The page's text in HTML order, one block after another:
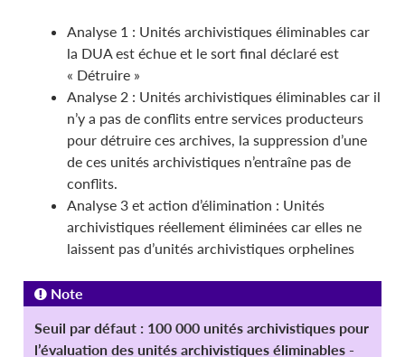
Analyse 1 : Unités archivistiques éliminables car
la DUA est échue et le sort final déclaré est
« Détruire »
Analyse 2 : Unités archivistiques éliminables car il
n’y a pas de conflits entre services producteurs
pour détruire ces archives, la suppression d’une
de ces unités archivistiques n’entraîne pas de
conflits.
Analyse 3 et action d’élimination : Unités
archivistiques réellement éliminées car elles ne
laissent pas d’unités archivistiques orphelines
Note
Seuil par défaut : 100 000 unités archivistiques pour
l’évaluation des unités archivistiques éliminables -